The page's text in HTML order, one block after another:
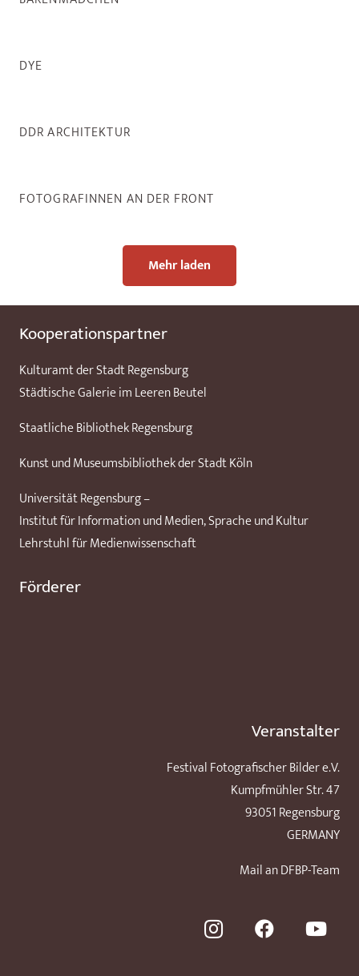
DYE
DDR ARCHITEKTUR
FOTOGRAFINNEN AN DER FRONT
Mehr laden
Kooperationspartner
Kulturamt der Stadt Regensburg
Städtische Galerie im Leeren Beutel
Staatliche Bibliothek Regensburg
Kunst und Museumsbibliothek der Stadt Köln
Universität Regensburg –
Institut für Information und Medien, Sprache und Kultur
Lehrstuhl für Medienwissenschaft
Förderer
Veranstalter
Festival Fotografischer Bilder e.V.
Kumpfmühler Str. 47
93051 Regensburg
GERMANY
Mail an DFBP-Team